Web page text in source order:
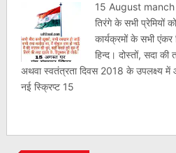
15 August
तिरंगे के सभी प्रेमियों
कार्यक्रमों के सभी
हिन्द। दोस्तों, सदा
अथवा स्वतंत्रता दिवस 2018 के उपलक्ष्य
नई स्क्रिप्ट 15